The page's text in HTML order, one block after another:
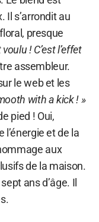
Il s’arrondit au
presque
voulu ! C’est l’effet
assembleur.
le web et les
with a kick ! »
pied ! Oui,
l’énergie et de la
aux
de la maison.
ans d’âge. Il